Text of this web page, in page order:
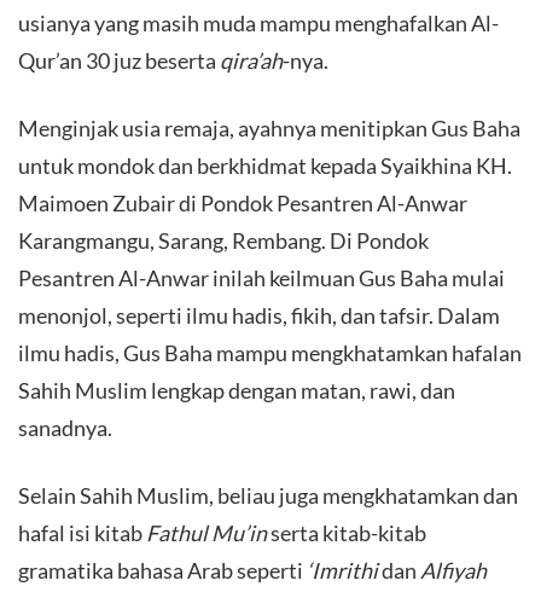
usianya yang masih muda mampu menghafalkan Al-
Qur’an 30 juz beserta qira’ah-nya.
​Menginjak usia remaja, ayahnya menitipkan Gus Baha
untuk mondok dan berkhidmat kepada Syaikhina KH.
Maimoen Zubair di Pondok Pesantren Al-Anwar
Karangmangu, Sarang, Rembang. Di Pondok
Pesantren Al-Anwar inilah keilmuan Gus Baha mulai
menonjol, seperti ilmu hadis, fikih, dan tafsir. Dalam
ilmu hadis, Gus Baha mampu mengkhatamkan hafalan
Sahih Muslim lengkap dengan matan, rawi, dan
sanadnya.
​Selain Sahih Muslim, beliau juga mengkhatamkan dan
hafal isi kitab Fathul Mu’inserta kitab-kitab
gramatika bahasa Arab seperti ‘Imrithidan Alfiyah